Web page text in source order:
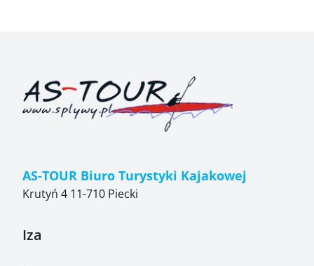
AS-TOUR Biuro Turystyki Kajakowej
Krutyń 4 11-710 Piecki
Iza